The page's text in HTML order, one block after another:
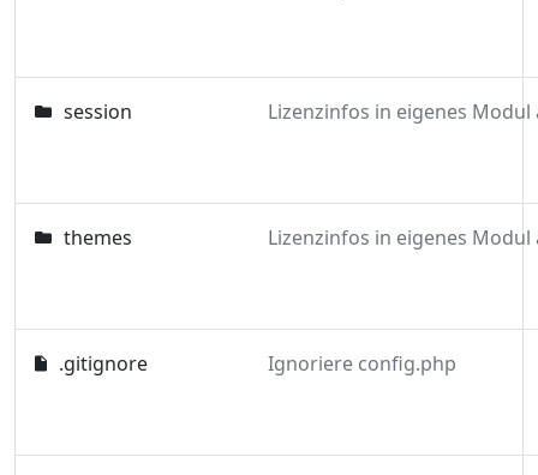
session
themes
.gitignore Ignoriere config.php